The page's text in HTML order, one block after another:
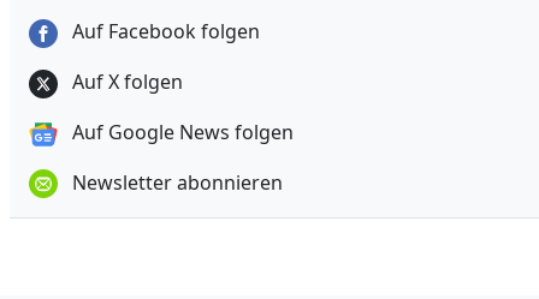
Auf Facebook folgen
Auf X folgen
Auf Google News folgen
Newsletter abonnieren